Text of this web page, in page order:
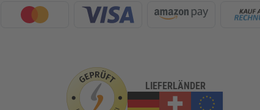
LIEFERLÄNDER